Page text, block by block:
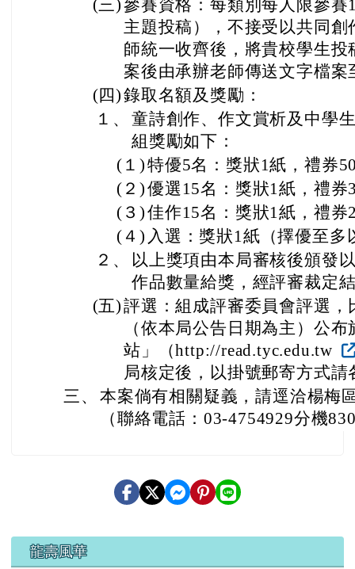
２、參賽方式：
(１)報名方法：請逕向學校辦
件期限各校依截稿日程自
限前由各校承辦教師收齊
與上傳程序）。
(２)徵稿時間：自114年4月1
教師統一將參賽作品上傳
（http://read.tyc.edu.tw
(三) 參賽資格：每類別每人限參
主題投稿），不接受以共同
師統一收齊後，將貴校學生
案後由承辦老師傳送文字檔
錄取名額及獎勵：
１、童詩創作、作文賞析及中學
組獎勵如下：
(１)特優5名：獎狀1紙，禮券
(２)優選15名：獎狀1紙，禮
(３)佳作15名：獎狀1紙，禮
(４)入選：獎狀1紙（擇優至多
(五) 評選：組成評審委員會評選
站」（http://read.tyc.edu.tw
局核定後，以掛號郵寄方式請